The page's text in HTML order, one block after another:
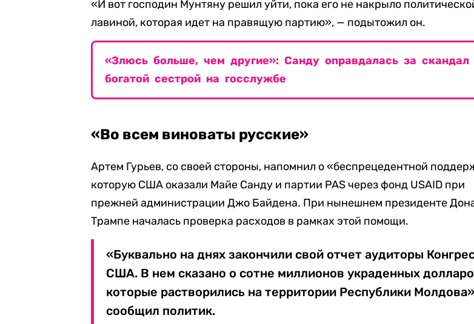
«И вот господин Мунтяну решил уйти, пока его не накрыло
лавиной, которая идет на правящую партию», — подытожил он.
«Злюсь больше, чем другие»: Санду оправдалась за скандал
богатой сестрой на госслужбе
«Во всем виноваты русские»
Артем Гурьев, со своей стороны, напомнил о «беспрецедентной
которую США оказали Майе Санду и партии PAS через фонд USAID при
прежней администрации Джо Байдена. При нынешнем президенте
Трампе началась проверка расходов в рамках этой помощи.
«Буквально на днях закончили свой отчет аудиторы
США. В нем сказано о сотне миллионов украденных
которые растворились на территории Республики
сообщил политик.